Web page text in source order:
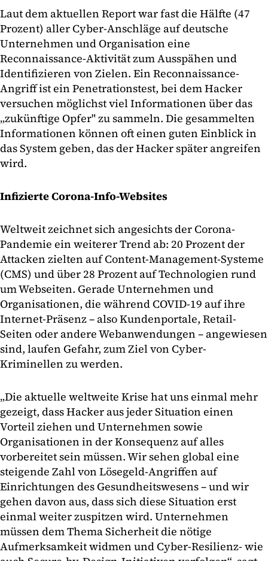
Laut dem aktuellen Report war fast die Hälfte (47
Prozent) aller Cyber-Anschläge auf deutsche
Unternehmen und Organisation eine
Reconnaissance-Aktivität zum Ausspähen und
Identifizieren von Zielen. Ein Reconnaissance-
Angriff ist ein Penetrationstest, bei dem Hacker
versuchen möglichst viel Informationen über das
„zukünftige Opfer" zu sammeln. Die gesammelten
Informationen können oft einen guten Einblick in
das System geben, das der Hacker später angreifen
wird.
Infizierte Corona-Info-Websites
Weltweit zeichnet sich angesichts der Corona-
Pandemie ein weiterer Trend ab: 20 Prozent der
Attacken zielten auf Content-Management-Systeme
(CMS) und über 28 Prozent auf Technologien rund
um Webseiten. Gerade Unternehmen und
Organisationen, die während COVID-19 auf ihre
Internet-Präsenz – also Kundenportale, Retail-
Seiten oder andere Webanwendungen – angewiesen
sind, laufen Gefahr, zum Ziel von Cyber-
Kriminellen zu werden.
„Die aktuelle weltweite Krise hat uns einmal mehr
gezeigt, dass Hacker aus jeder Situation einen
Vorteil ziehen und Unternehmen sowie
Organisationen in der Konsequenz auf alles
vorbereitet sein müssen. Wir sehen global eine
steigende Zahl von Lösegeld-Angriffen auf
Einrichtungen des Gesundheitswesens – und wir
gehen davon aus, dass sich diese Situation erst
einmal weiter zuspitzen wird. Unternehmen
müssen dem Thema Sicherheit die nötige
Aufmerksamkeit widmen und Cyber-Resilienz- wie